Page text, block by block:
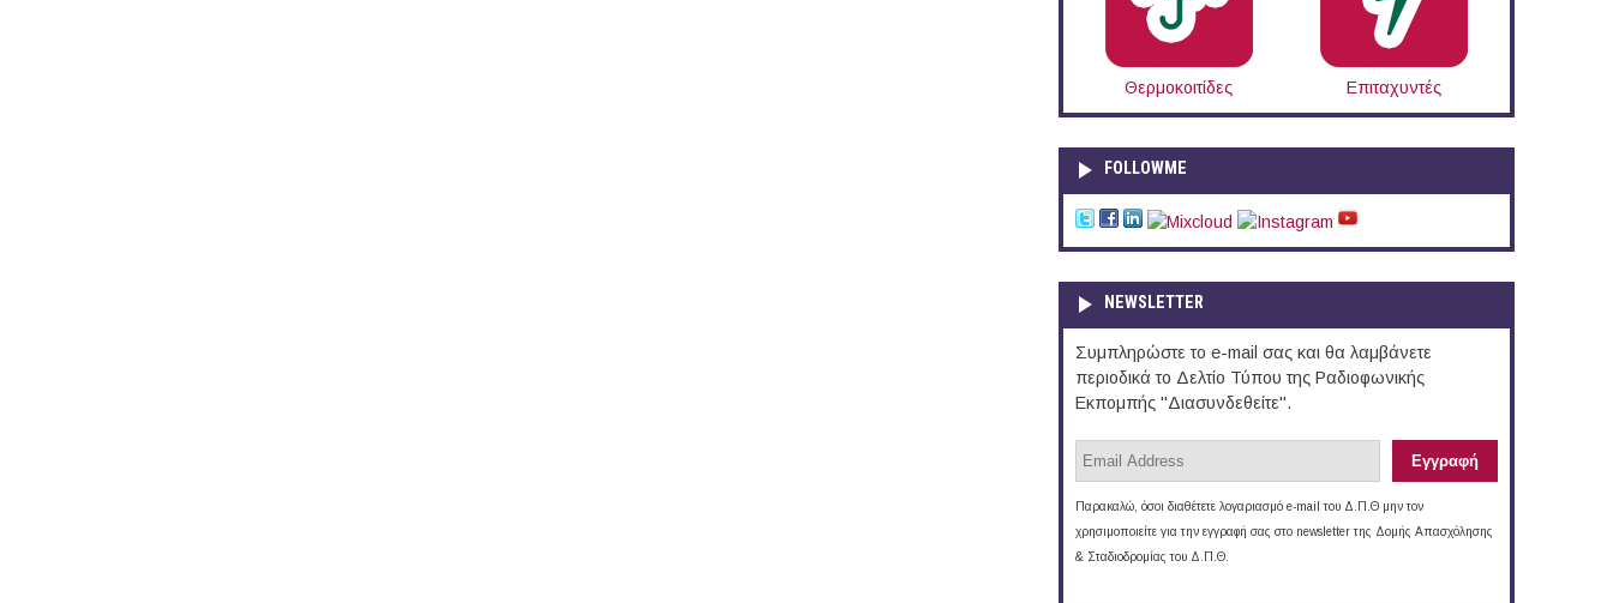
Θερμοκοιτίδες Επιταχυντές
FOLLOWME
NEWSLETTER
Συμπληρώστε το e-mail σας και θα λαμβάνετε
περιοδικά το Δελτίο Τύπου της Ραδιοφωνικής
Εκπομπής "Διασυνδεθείτε".
Παρακαλώ, όσοι διαθέτετε λογαριασμό e-mail του Δ.Π.Θ μην τον
χρησιμοποιείτε για την εγγραφή σας στο newsletter της Δομής Απασχόλησης
& Σταδιοδρομίας του Δ.Π.Θ.